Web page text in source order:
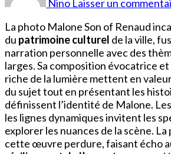
Nino Laisser un
La photo Malone Son of Renaud
du patrimoine culturel de la ville,
narration personnelle avec des
larges. Sa composition évocatrice
riche de la lumière mettent en valeur
du sujet tout en présentant les
définissent l’identité de Malone. Les
les lignes dynamiques invitent les
explorer les nuances de la scène.
cette œuvre perdure, faisant écho